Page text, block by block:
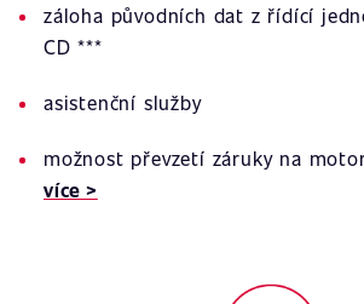
záloha původních dat z řídící
CD ***
asistenční služby
možnost převzetí záruky na
více >